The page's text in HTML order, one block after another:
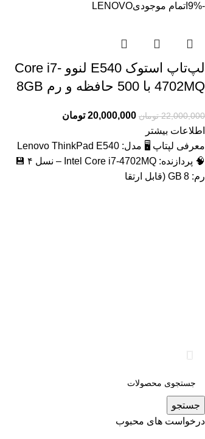
-9% اتمام موجودیLENOVO
لپ‌تاپ استوک E540 لنوو Core i7-
4702MQ با 500 حافظه و رم 8GB
22,000,000 تومان 20,000,000 تومان
اطلاعات بیشتر
معرفی لپتاپ 🖥️ مدل: Lenovo ThinkPad E540
🧠 پردازنده: Intel Core i7‑4702MQ – نسل ۴ 💾
رم: 8 GB (قابل ارتقا
جستجو
درخواست های محبوب